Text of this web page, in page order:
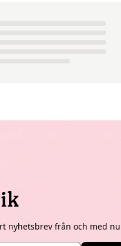
nyhetsbrev från och med